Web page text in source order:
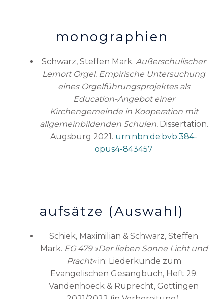
monographien
Schwarz, Steffen Mark. Außerschulischer
Lernort Orgel. Empirische Untersuchung
eines Orgelführungsprojektes als
Education-Angebot einer
Kirchengemeinde in Kooperation mit
allgemeinbildenden Schulen.Dissertation.
Augsburg 2021. urn:nbn:de:bvb:384-
opus4-843457
aufsätze (Auswahl)
Schiek, Maximilian & Schwarz, Steffen
Mark. EG 479 »Der lieben Sonne Licht und
Pracht«in: Liederkunde zum
Evangelischen Gesangbuch, Heft 29.
Vandenhoeck & Ruprecht, Göttingen